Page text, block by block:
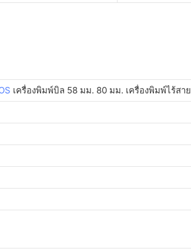
เครื่องพิมพ์บิล 58 มม. 80 มม. เครื่องพิมพ์ไร้สาย